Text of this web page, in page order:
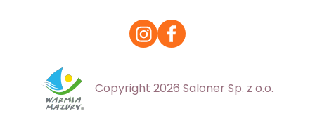
Copyright 2026 Saloner Sp. z o.o.